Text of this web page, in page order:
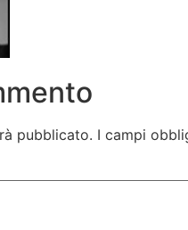
pubblicato. I campi